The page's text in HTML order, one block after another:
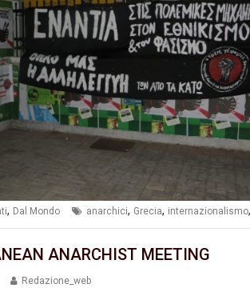
, Dal Mondo anarchici, Grecia, internazionalismo,
ANARCHIST MEETING
Redazione_web